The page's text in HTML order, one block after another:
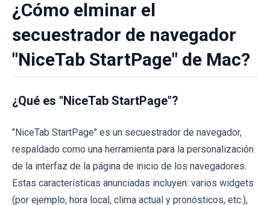
¿Cómo elminar el
secuestrador de navegador
"NiceTab StartPage" de Mac?
¿Qué es "NiceTab StartPage"?
"NiceTab StartPage" es un secuestrador de navegador,
respaldado como una herramienta para la personalización
de la interfaz de la página de inicio de los navegadores.
Estas características anunciadas incluyen: varios widgets
(por ejemplo, hora local, clima actual y pronósticos, etc.),